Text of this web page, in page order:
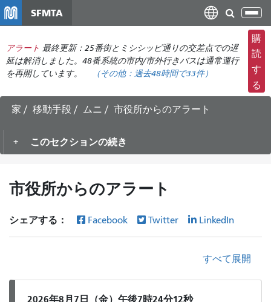
コ
ン
テ
ン
ツ
動
SFMTA
ナ
ビ
ゲ
ー
シ
ョ
り
アラート 最終更新：25番街とミシシッピ通りの交差点での遅
延は解消しました。48番系統の市内/市外行きバスは通常運行
を再開しています。
（その他： 過去48時間で33件）
購
読
す
る
家 移動手段 ムニ 市役所からのアラート
このセクションの続き
市役所からのアラート
シェアする： Facebook Twitter LinkedIn
すべて展開
2026年8月7日（金）午後7時24分12秒